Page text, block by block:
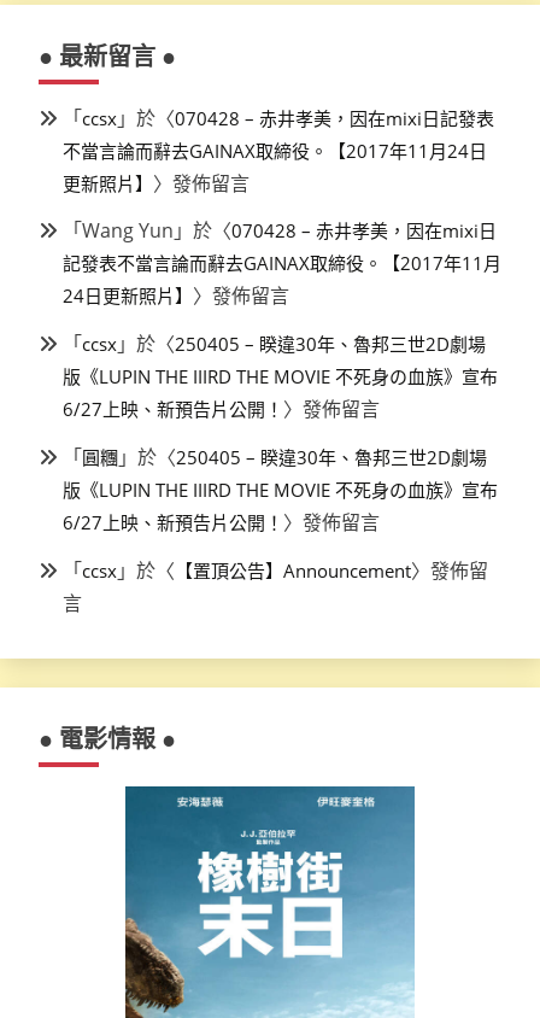
● 最新留言 ●
「ccsx 」於〈070428 – 赤井孝美，因在mixi日記發表
不當言論而辭去GAINAX取締役。【2017年11月24日
更新照片】 〉發佈留言
「Wang Yun 」於〈070428 – 赤井孝美，因在mixi日
記發表不當言論而辭去GAINAX取締役。【2017年11月
24日更新照片】 〉發佈留言
「ccsx 」於〈250405 – 睽違30年、魯邦三世2D劇場
版《LUPIN THE IIIRD THE MOVIE 不死身の血族》宣布
6/27上映、新預告片公開！ 〉發佈留言
「圓糰 」於〈250405 – 睽違30年、魯邦三世2D劇場
版《LUPIN THE IIIRD THE MOVIE 不死身の血族》宣布
6/27上映、新預告片公開！ 〉發佈留言
「ccsx 」於〈 【置頂公告】Announcement〉發佈留
言
● 電影情報 ●